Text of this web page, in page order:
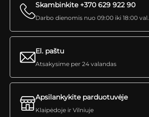
Skambinkite +370 629 922 90
Darbo dienomis nuo 09:00 iki 18:00 val.
El. paštu
Atsakysime per 24 valandas
Apsilankykite parduotuvėje
Klaipėdoje ir Vilniuje